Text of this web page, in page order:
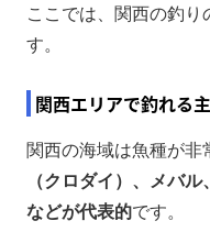
ここでは、関西の釣り
す。
関西エリアで釣れる
関西の海域は魚種が非
（クロダイ）、メバ
などが代表的です。